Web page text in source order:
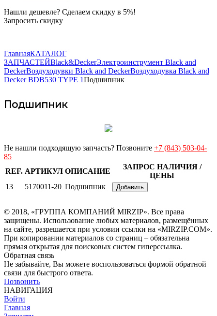
Нашли дешевле? Сделаем скидку в 5%!
Запросить скидку
ГлавнаяКАТАЛОГ
ЗАПЧАСТЕЙBlack&DeckerЭлектроинструмент Black and
DeckerВоздуходувки Black and DeckerВоздуходувка Black and
Decker BDB530 TYPE 1Подшипник
Подшипник
Не нашли подходящую запчасть? Позвоните +7 (843) 503-04-
85
REF. АРТИКУЛ ОПИСАНИЕ
ЗАПРОС НАЛИЧИЯ /
ЦЕНЫ
13
5170011-20 Подшипник Добавить
© 2018, «ГРУППА КОМПАНИЙ MIRZIP». Все права
защищены. Использование любых материалов, размещённых
на сайте, разрешается при условии ссылки на «MIRZIP.COM».
При копировании материалов со страниц – обязательна
прямая открытая для поисковых систем гиперссылка.
Обратная связь
Не забывайте, Вы можете воспользоваться формой обратной
связи для быстрого ответа.
Позвонить
НАВИГАЦИЯ
Войти
Главная